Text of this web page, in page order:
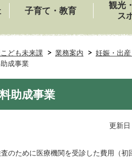
子育て・教育
観光
ス
ども未来課 業務案内 妊娠・出
成事業
助成事業
更新
のために医療機関を受診した費用（初